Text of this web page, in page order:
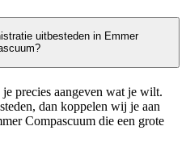
uitbesteden in Emmer
precies aangeven wat je wilt.
dan koppelen wij je aan
Compascuum die een grote